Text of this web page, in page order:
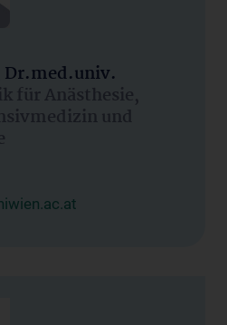
Dr.med.univ.
für Anästhesie,
und